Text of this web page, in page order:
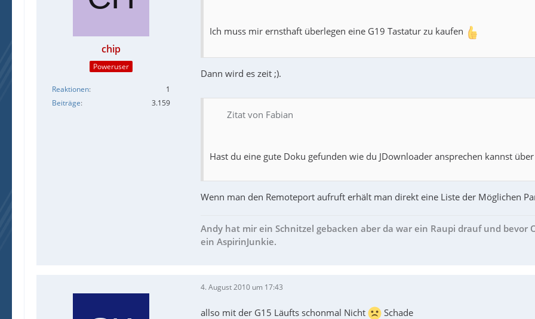
chip
Poweruser
Reaktionen
1
Beiträge
3.159
Ich muss mir ernsthaft überlegen eine G19 Tastatur zu kaufen
Dann wird es zeit ;).
Zitat von Fabian
Hast du eine gute Doku gefunden wie du JDownloader ansprechen kannst
Wenn man den Remoteport aufruft erhält man direkt eine Liste der Möglichen
Andy hat mir ein Schnitzel gebacken aber da war ein Raupi drauf und
ein AspirinJunkie.
4. August 2010 um 17:43
allso mit der G15 Läufts schonmal Nicht
Schade